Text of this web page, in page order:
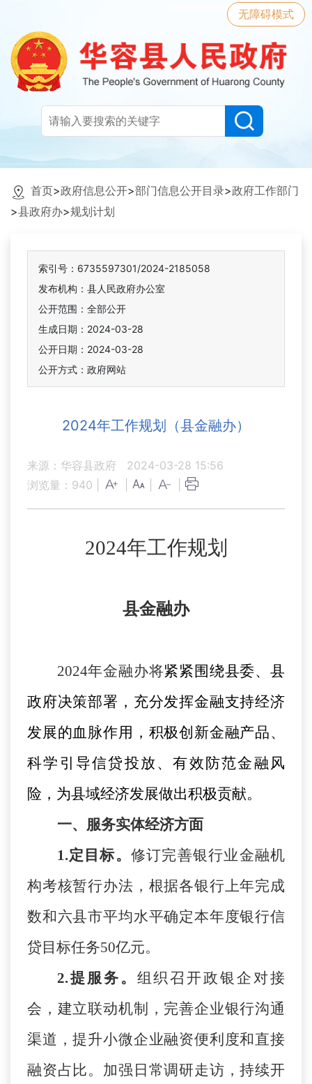
无障碍模式
首页>政府信息公开>部门信息公开目录>政府工作部门
>县政府办>规划计划
索引号：6735597301/2024-2185058
发布机构：县人民政府办公室
公开范围：全部公开
生成日期：2024-03-28
公开日期：2024-03-28
公开方式：政府网站
2024年工作规划（县金融办）
来源：华容县政府
2024-03-28 15:56
浏览量： 940
2024年工作规划
县金融办
2024年金融办将紧紧围绕县委、县
政府决策部署， 充分发挥金融支持经济
发展的血脉作用，积极创新金融产品、
科学引导信贷投放、有效防范金融风
险，为县域经济发展做出积极贡献。
一、服务实体经济方面
1.定目标。 修订完善银行业金融机
构考核暂行办法，根据各银行上年完成
数和六县市平均水平确定本年度银行信
贷目标任务50亿元。
2.提服务。 组织召开政银企对接
会，建立联动机制，完善企业银行沟通
渠道，提升小微企业融资便利度和直接
融资占比。加强日常调研走访，持续开